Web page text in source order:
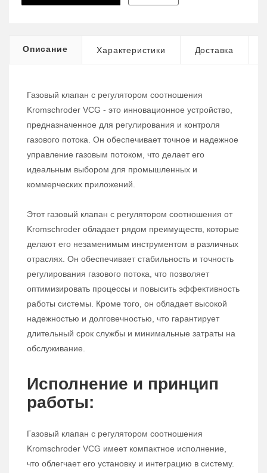
Описание Характеристики Доставка
Газовый клапан с регулятором соотношения
Kromschroder VCG - это инновационное устройство,
предназначенное для регулирования и контроля
газового потока. Он обеспечивает точное и надежное
управление газовым потоком, что делает его
идеальным выбором для промышленных и
коммерческих приложений.
Этот газовый клапан с регулятором соотношения от
Kromschroder обладает рядом преимуществ, которые
делают его незаменимым инструментом в различных
отраслях. Он обеспечивает стабильность и точность
регулирования газового потока, что позволяет
оптимизировать процессы и повысить эффективность
работы системы. Кроме того, он обладает высокой
надежностью и долговечностью, что гарантирует
длительный срок службы и минимальные затраты на
обслуживание.
Исполнение и принцип
работы:
Газовый клапан с регулятором соотношения
Kromschroder VCG имеет компактное исполнение,
что облегчает его установку и интеграцию в систему.